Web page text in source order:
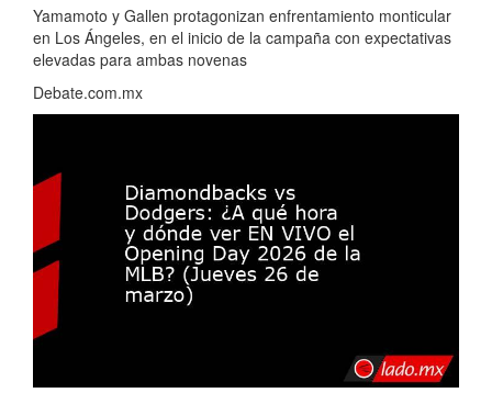
Yamamoto y Gallen protagonizan enfrentamiento monticular
en Los Ángeles, en el inicio de la campaña con expectativas
elevadas para ambas novenas
Debate.com.mx